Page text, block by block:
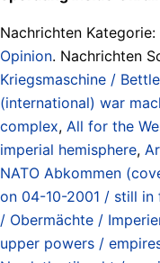
Nachrichten Kategorie:
Opinion. Nachrichten
Kriegsmaschine /
(international) war
complex, All for the
imperial hemisphere,
NATO Abkommen
on 04-10-2001 / still
/ Obermächte /
upper powers /